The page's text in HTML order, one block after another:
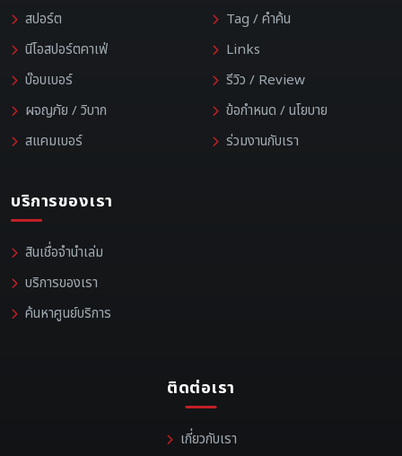
สปอร์ต
นีโอสปอร์ตคาเฟ่
บ๊อบเบอร์
ผจญภัย / วิบาก
สแคมเบอร์
Tag / คำค้น
Links
รีวิว / Review
ข้อกำหนด / นโยบาย
ร่วมงานกับเรา
บริการของเรา
สินเชื่อจำนำเล่ม
บริการของเรา
ค้นหาศูนย์บริการ
ติดต่อเรา
เกี่ยวกับเรา